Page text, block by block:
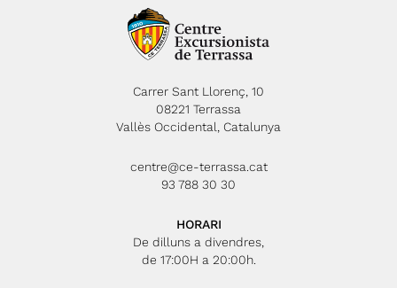
Carrer Sant Llorenç, 10
08221 Terrassa
Vallès Occidental, Catalunya
centre@ce-terrassa.cat
93 788 30 30
HORARI
De dilluns a divendres,
de 17:00H a 20:00h.